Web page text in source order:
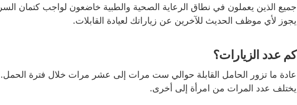
جميع الذين يعملون في نطاق الرعاية الصحية والطبية خاضعون لواجب كتمان السر
يجوز لأي موظف الحديث للآخرين عن زياراتك لعيادة القابلات.
كم عدد الزيارات؟
عادة ما تزور الحامل القابلة حوالي ست مرات إلى عشر مرات خلال فترة الحمل.
يختلف عدد المرات من امرأة إلى أخرى.